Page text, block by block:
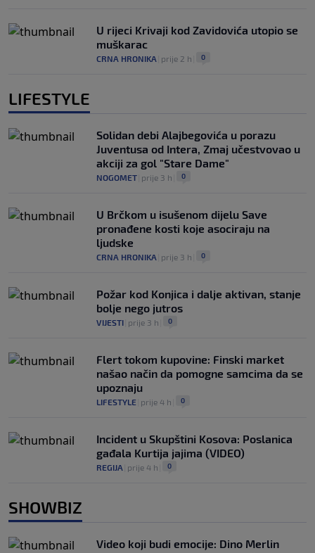
U rijeci Krivaji kod Zavidovića utopio se
muškarac
CRNA HRONIKA prije 2 h 0
LIFESTYLE
Solidan debi Alajbegovića u porazu
Juventusa od Intera, Zmaj učestvovao u
akciji za gol "Stare Dame"
NOGOMET prije 3 h 0
U Brčkom u isušenom dijelu Save
pronađene kosti koje asociraju na
ljudske
CRNA HRONIKA prije 3 h 0
Požar kod Konjica i dalje aktivan, stanje
bolje nego jutros
VIJESTI prije 3 h 0
Flert tokom kupovine: Finski market
našao način da pomogne samcima da se
upoznaju
LIFESTYLE prije 4 h 0
Incident u Skupštini Kosova: Poslanica
gađala Kurtija jajima (VIDEO)
REGIJA prije 4 h 0
SHOWBIZ
Video koji budi emocije: Dino Merlin